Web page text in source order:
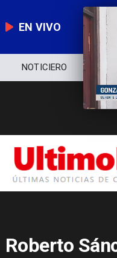
EN VIVO
NOTICIERO
Roberto